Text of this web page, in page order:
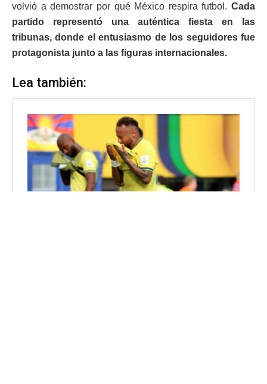
volvió a demostrar por qué México respira futbol. Cada
partido representó una auténtica fiesta en las
tribunas, donde el entusiasmo de los seguidores fue
protagonista junto a las figuras internacionales.
Lea también: